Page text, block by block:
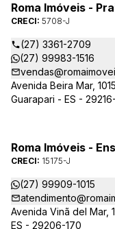
Roma Imóveis -
CRECI: 5708-J
(27) 3361-2709
(27) 99983-1516
Avenida Beira Mar,
Guarapari - ES -
Roma Imóveis -
CRECI: 15175-J
(27) 99909-1015
Avenida Vinã del Mar,
ES - 29206-170